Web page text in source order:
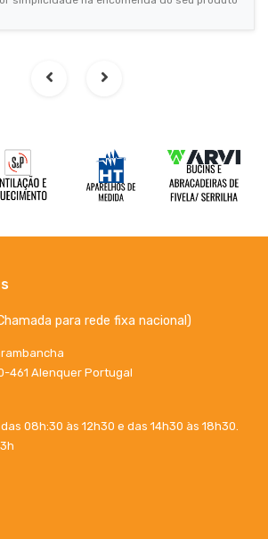
para rede fixa nacional)
461 Alenquer Portugal
08h:30 às 12h30 e das 14h30 às 18h30.